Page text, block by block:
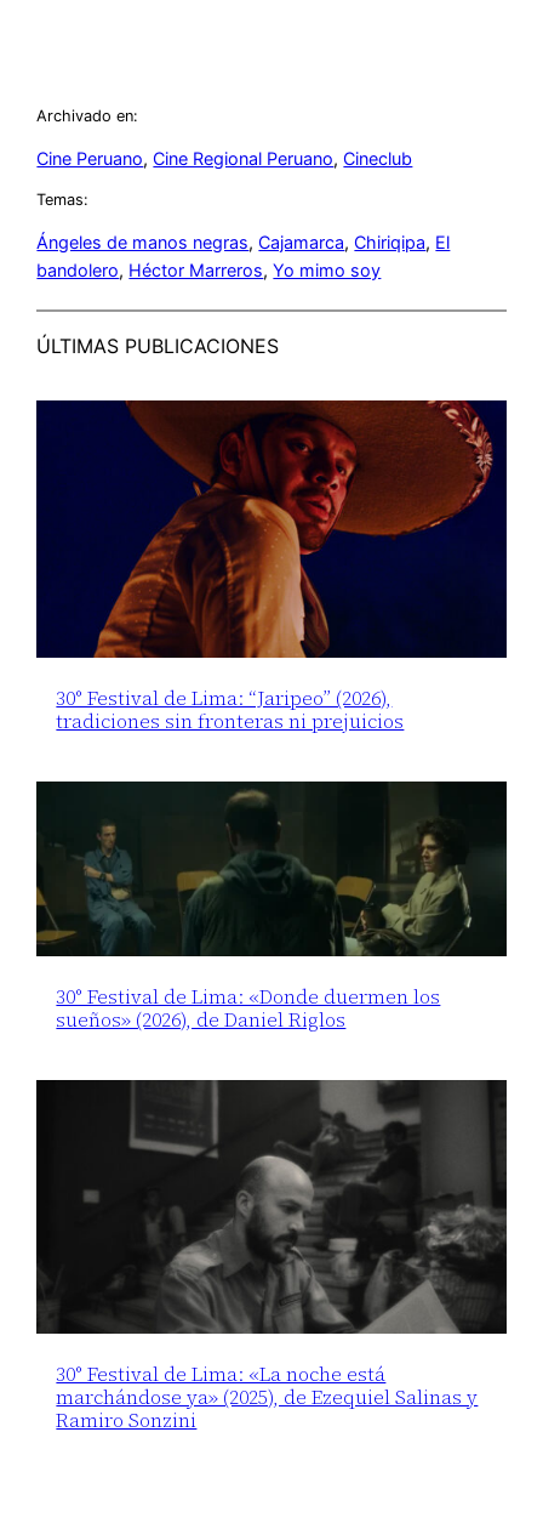
Archivado en:
Cine Peruano, Cine Regional Peruano, Cineclub
Temas:
Ángeles de manos negras, Cajamarca, Chiriqipa, El
bandolero, Héctor Marreros, Yo mimo soy
ÚLTIMAS PUBLICACIONES
30° Festival de Lima: “Jaripeo” (2026),
tradiciones sin fronteras ni prejuicios
30° Festival de Lima: «Donde duermen los
sueños» (2026), de Daniel Riglos
30° Festival de Lima: «La noche está
marchándose ya» (2025), de Ezequiel Salinas y
Ramiro Sonzini